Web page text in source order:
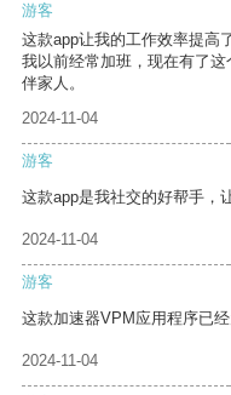
游客
这款app让我的工作效率提高
我以前经常加班，现在有了
伴家人。
2024-11-04
游客
这款app是我社交的好帮手，
2024-11-04
游客
这款加速器VPM应用程序已
2024-11-04